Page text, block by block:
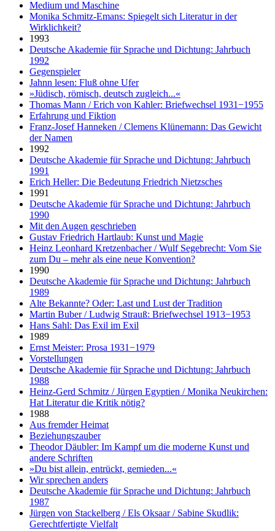
Medium und Maschine
Monika Schmitz-Emans: Spiegelt sich Literatur in der
Wirklichkeit?
1993
Deutsche Akademie für Sprache und Dichtung: Jahrbuch
1992
Gegenspieler
Jahnn lesen: Fluß ohne Ufer
»Jüdisch, römisch, deutsch zugleich...«
Thomas Mann / Erich von Kahler: Briefwechsel 1931−1955
Erfahrung und Fiktion
Franz-Josef Hanneken / Clemens Klünemann: Das Gewicht
der Namen
1992
Deutsche Akademie für Sprache und Dichtung: Jahrbuch
1991
Erich Heller: Die Bedeutung Friedrich Nietzsches
1991
Deutsche Akademie für Sprache und Dichtung: Jahrbuch
1990
Mit den Augen geschrieben
Gustav Friedrich Hartlaub: Kunst und Magie
Heinz Leonhard Kretzenbacher / Wulf Segebrecht: Vom Sie
zum Du – mehr als eine neue Konvention?
1990
Deutsche Akademie für Sprache und Dichtung: Jahrbuch
1989
Alte Bekannte? Oder: Last und Lust der Tradition
Martin Buber / Ludwig Strauß: Briefwechsel 1913−1953
Hans Sahl: Das Exil im Exil
1989
Ernst Meister: Prosa 1931−1979
Vorstellungen
Deutsche Akademie für Sprache und Dichtung: Jahrbuch
1988
Heinz-Gerd Schmitz / Jürgen Egyptien / Monika Neukirchen:
Hat Literatur die Kritik nötig?
1988
Aus fremder Heimat
Beziehungszauber
Theodor Däubler: Im Kampf um die moderne Kunst und
andere Schriften
»Du bist allein, entrückt, gemieden...«
Wir sprechen anders
Deutsche Akademie für Sprache und Dichtung: Jahrbuch
1987
Jürgen von Stackelberg / Els Oksaar / Sabine Skudlik:
Gerechtfertigte Vielfalt